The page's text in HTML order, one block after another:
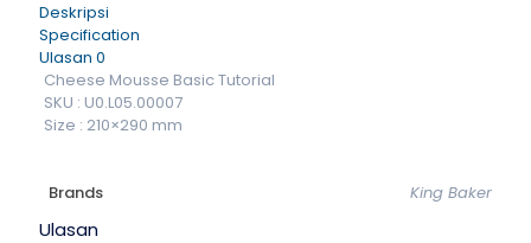
Deskripsi
Specification
Ulasan 0
Cheese Mousse Basic Tutorial
SKU : U0.L05.00007
Size : 210×290 mm
Brands King Baker
Ulasan